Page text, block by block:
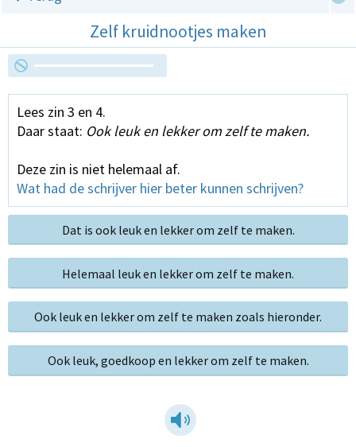
Zelf kruidnootjes maken
Lees zin 3 en 4.
Daar staat: Ook leuk en lekker om zelf te maken.
Deze zin is niet helemaal af.
Wat had de schrijver hier beter kunnen schrijven?
Dat is ook leuk en lekker om zelf te maken.
Helemaal leuk en lekker om zelf te maken.
Ook leuk en lekker om zelf te maken zoals hieronder.
Ook leuk, goedkoop en lekker om zelf te maken.